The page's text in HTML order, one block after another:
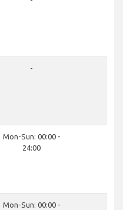
-
Mon-Sun: 00:00 -
24:00
Mon-Sun: 00:00 -